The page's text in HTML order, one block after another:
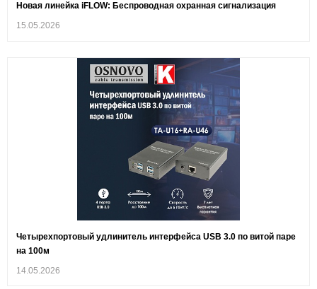
Новая линейка iFLOW: Беспроводная охранная сигнализация
15.05.2026
Четырехпортовый удлинитель интерфейса USB 3.0 по витой паре
на 100м
14.05.2026